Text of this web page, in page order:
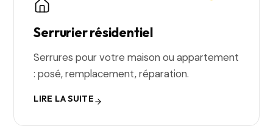
Serrurier résidentiel
Serrures pour votre maison ou appartement
: posé, remplacement, réparation.
LIRE LA SUITE